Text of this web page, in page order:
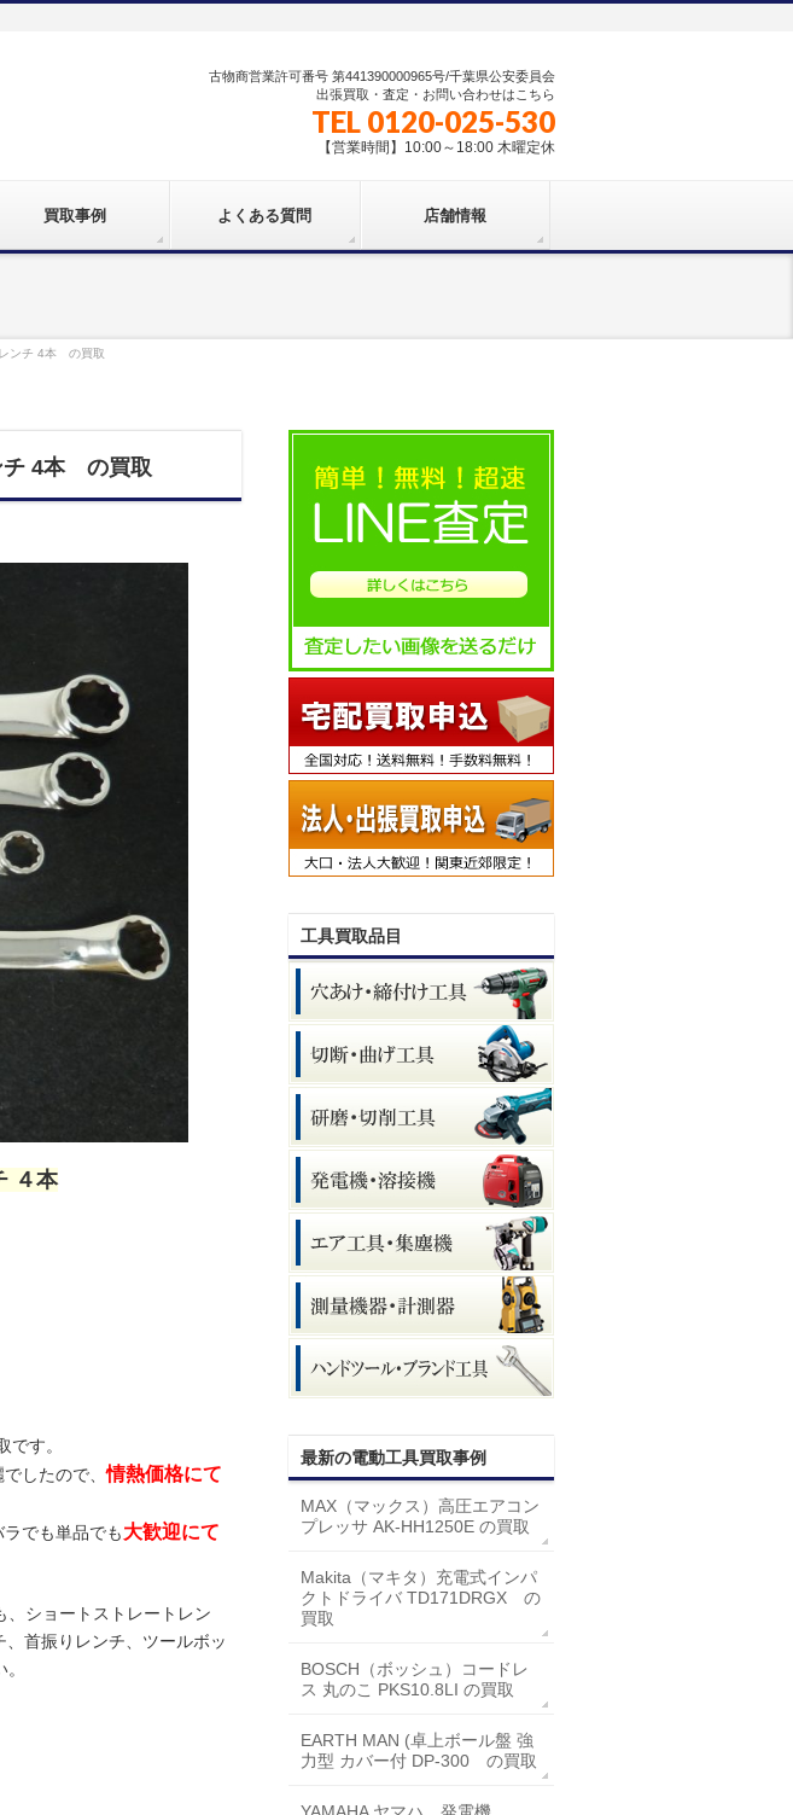
古物商営業許可番号 第441390000965号/千葉県公安委員会
出張買取・査定・お問い合わせはこちら
TEL 0120-025-530
【営業時間】10:00～18:00 木曜定休
買取事例 よくある質問 店舗情報
ンチ 4本 の買取
チ 4本 の買取
４本
です。
したので、情熱価格にて
でも単品でも大歓迎にて
、ショートストレートレン
首振りレンチ、ツールボッ
工具買取品目
最新の電動工具買取事例
MAX（マックス）高圧エアコン
プレッサ AK-HH1250E の買取
Makita（マキタ）充電式インパ
クトドライバ TD171DRGX の
買取
BOSCH（ボッシュ）コードレ
ス 丸のこ PKS10.8LI の買取
EARTH MAN (卓上ボール盤 強
力型 カバー付 DP-300 の買取